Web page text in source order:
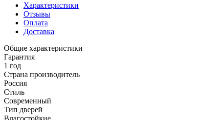
Характеристики
Отзывы
Оплата
Доставка
Общие характеристики
Гарантия
1 год
Страна производитель
Россия
Стиль
Современный
Тип дверей
Влагостойкие